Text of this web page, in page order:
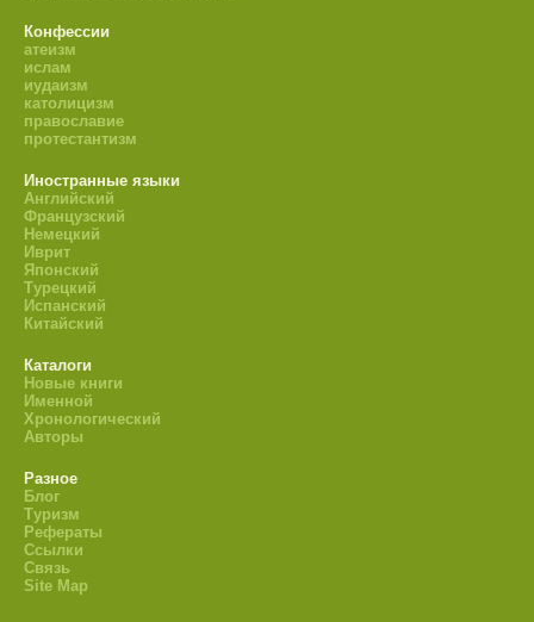
Конфессии
атеизм
ислам
иудаизм
католицизм
православие
протестантизм
Иностранные языки
Английский
Французский
Немецкий
Иврит
Японский
Турецкий
Испанский
Китайский
Каталоги
Новые книги
Именной
Хронологический
Авторы
Разное
Блог
Туризм
Рефераты
Ссылки
Связь
Site Map